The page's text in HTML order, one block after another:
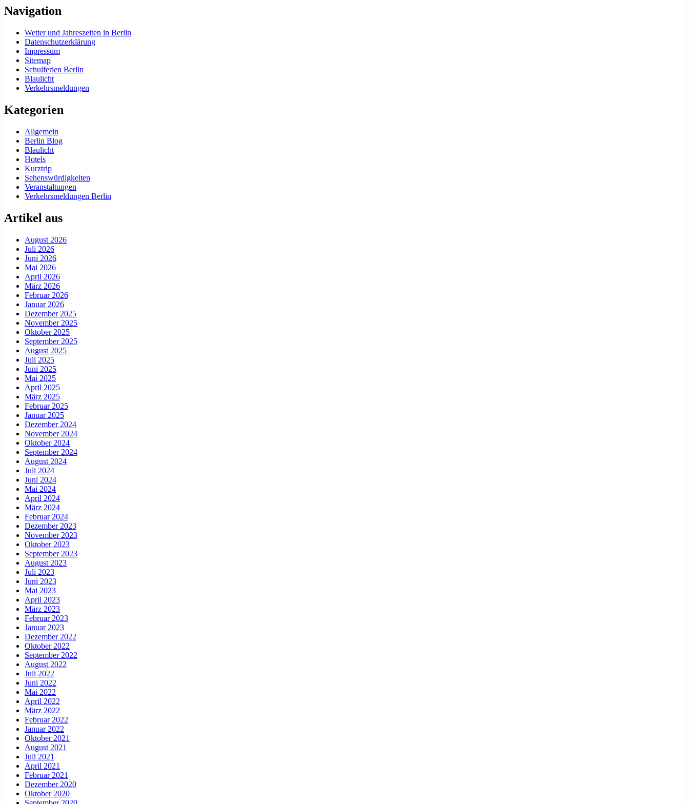
Navigation
Wetter und Jahreszeiten in Berlin
Datenschutzerklärung
Impressum
Sitemap
Schulferien Berlin
Blaulicht
Verkehrsmeldungen
Kategorien
Allgemein
Berlin Blog
Blaulicht
Hotels
Kurztrip
Sehenswürdigkeiten
Veranstaltungen
Verkehrsmeldungen Berlin
Artikel aus
August 2026
Juli 2026
Juni 2026
Mai 2026
April 2026
März 2026
Februar 2026
Januar 2026
Dezember 2025
November 2025
Oktober 2025
September 2025
August 2025
Juli 2025
Juni 2025
Mai 2025
April 2025
März 2025
Februar 2025
Januar 2025
Dezember 2024
November 2024
Oktober 2024
September 2024
August 2024
Juli 2024
Juni 2024
Mai 2024
April 2024
März 2024
Februar 2024
Dezember 2023
November 2023
Oktober 2023
September 2023
August 2023
Juli 2023
Juni 2023
Mai 2023
April 2023
März 2023
Februar 2023
Januar 2023
Dezember 2022
Oktober 2022
September 2022
August 2022
Juli 2022
Juni 2022
Mai 2022
April 2022
März 2022
Februar 2022
Januar 2022
Oktober 2021
August 2021
Juli 2021
April 2021
Februar 2021
Dezember 2020
Oktober 2020